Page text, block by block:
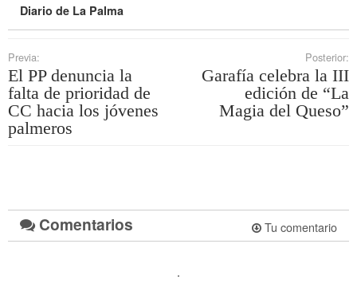
Diario de La Palma
Previa:
El PP denuncia la
falta de prioridad de
CC hacia los jóvenes
palmeros
Posterior:
Garafía celebra la III
edición de “La
Magia del Queso”
Comentarios Tu comentario
.